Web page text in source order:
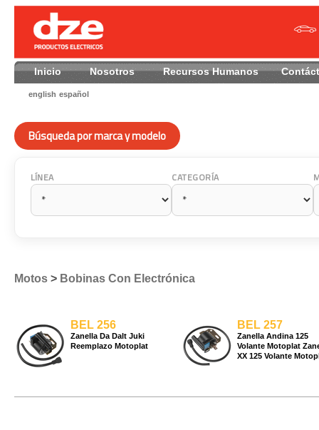
Inicio Nosotros Recursos Humanos
english español
Búsqueda por marca y modelo
LÍNEA CATEGORÍA
Motos> Bobinas Con Electrónica
BEL 256
Zanella Da Dalt Juki
Reemplazo Motoplat
BEL 257
Zanella Andina 125
Volante Motoplat
XX 125 Volante